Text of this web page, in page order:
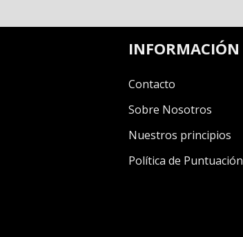
INFORMACIÓN
Contacto
Sobre Nosotros
Nuestros principios
Política de Puntuación